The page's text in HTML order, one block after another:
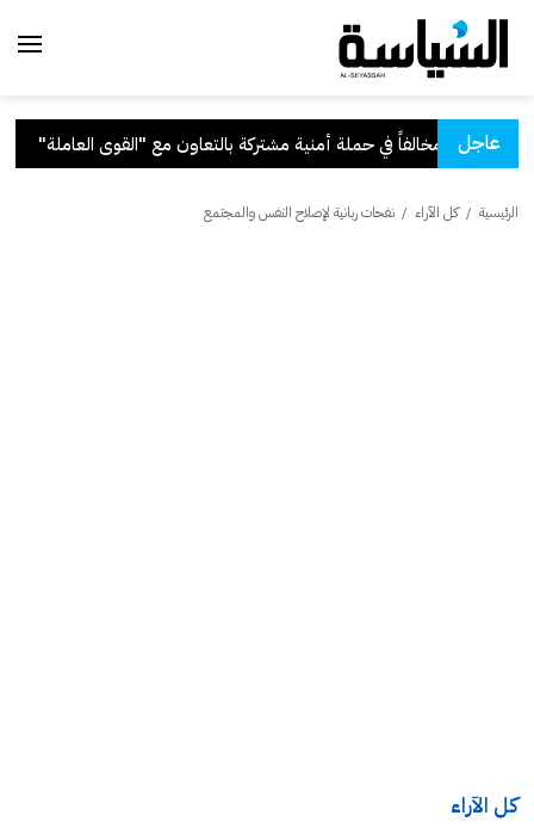
عاجلمع "القوى العاملة"
الرئيسية /كل الآراء / نفحات ربانية لإصلاح النفس والمجتمع
كل الآراء